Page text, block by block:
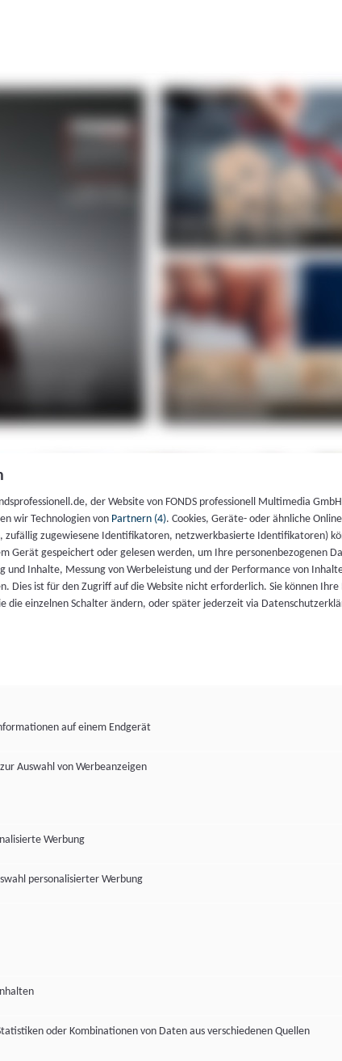
der Website von FONDS professionell Multimedia
wir Technologien von Partnern (4). Cookies, Geräte- oder ähnliche
zufällig zugewiesene Identifikatoren, netzwerkbasierte Identifikatoren)
Gerät gespeichert oder gelesen werden, um Ihre personenbezogenen
und Inhalte, Messung von Werbeleistung und der Performance von
Dies ist für den Zugriff auf die Website nicht erforderlich. Sie können
die einzelnen Schalter ändern, oder später jederzeit via
auf einem Endgerät
Auswahl von Werbeanzeigen
Werbung
personalisierter Werbung
oder Kombinationen von Daten aus verschiedenen Quellen